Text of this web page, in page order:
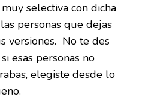
selectiva con dicha
personas que dejas
versiones. No te des
esas personas no
elegiste desde lo